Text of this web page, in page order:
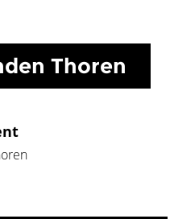
Thoren